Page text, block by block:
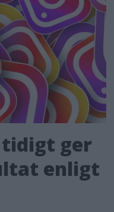
tidigt ger
enligt